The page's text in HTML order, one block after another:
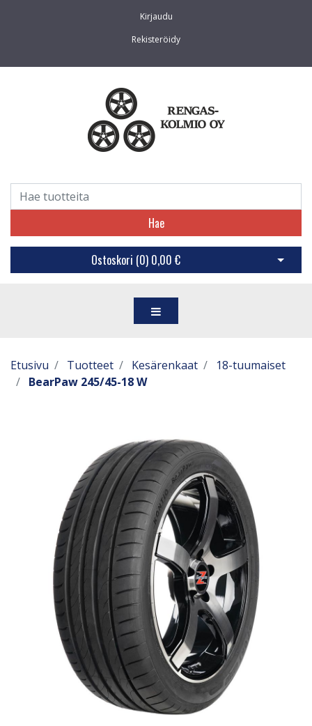
Kirjaudu
Rekisteröidy
Hae
Ostoskori (0) 0,00 € Avaa
Etusivu Tuotteet Kesärenkaat
18-tuumaiset
BearPaw 245/45-18 W